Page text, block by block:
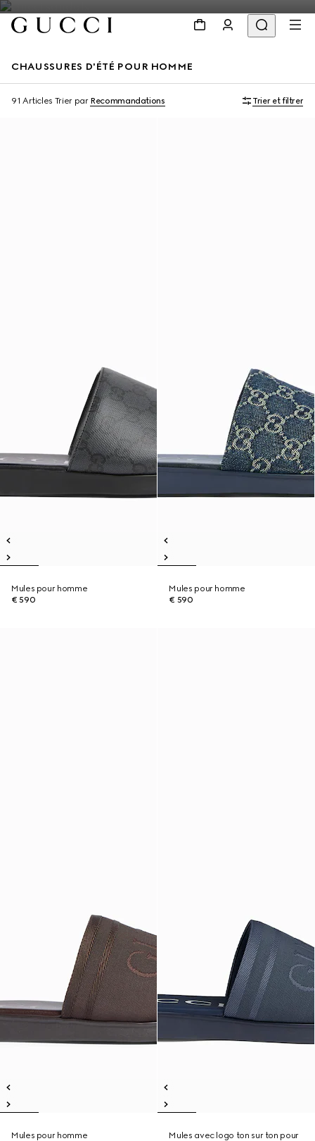
CHAUSSURES D'ÉTÉ POUR HOMME
91 Articles Trier par Recommandations Trier et filtrer
Mules pour homme
€ 590
Mules pour homme
€ 590
Mules pour homme
Mules avec logo ton sur ton pour